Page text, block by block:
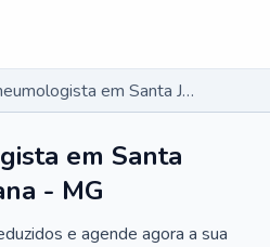
Pneumologista em Santa Juliana - MG
em Santa
- MG
e agende agora a sua